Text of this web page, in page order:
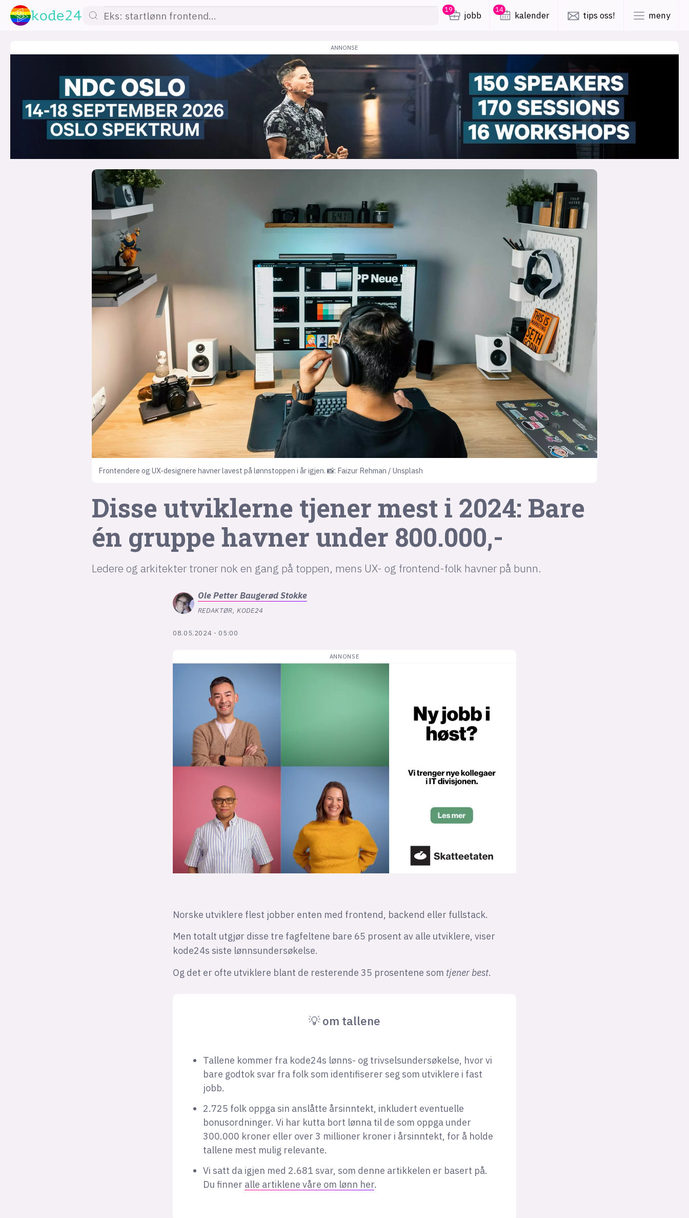
19
jobb
14
kalender tips oss! meny
Frontendere og UX-designere havner lavest på lønnstoppen i år igjen. 📸: Faizur Rehman / Unsplash
Disse utviklerne tjener mest i 2024: Bare
én gruppe havner under 800.000,-
Ledere og arkitekter troner nok en gang på toppen, mens UX- og frontend-folk havner på bunn.
Ole PetterBaugerød Stokke
REDAKTØR, KODE24
08.05.2024 - 05:00
Norske utviklere flest jobber enten med frontend, backend eller fullstack.
Men totalt utgjør disse tre fagfeltene bare 65 prosent av alle utviklere, viser
kode24s siste lønnsundersøkelse.
Og det er ofte utviklere blant de resterende 35 prosentene som tjener best.
💡 om tallene
Tallene kommer fra kode24s lønns- og trivselsundersøkelse, hvor vi
bare godtok svar fra folk som identifiserer seg som utviklere i fast
jobb.
2.725 folk oppga sin anslåtte årsinntekt, inkludert eventuelle
bonusordninger. Vi har kutta bort lønna til de som oppga under
300.000 kroner eller over 3 millioner kroner i årsinntekt, for å holde
tallene mest mulig relevante.
Vi satt da igjen med 2.681 svar, som denne artikkelen er basert på.
Du finner alle artiklene våre om lønn her.
lønn KI karriere meninger
utdanning sikkerhet kontor frontend backend
apputvikling
IoT design
lys modus
mørk modus
nyhetsbrev
kode24-klubben
LinkedIn
Bluesky
annonsepriser
annonseguide
suksesshistorier
Bli firmapartner